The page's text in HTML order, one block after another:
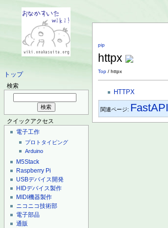
トップ
検索
クイックアクセス
電子工作
プロトタイピング
Arduino
M5Stack
Raspberry Pi
USBデバイス開発
HIDデバイス製作
MIDI機器製作
ニコニコ技術部
電子部品
通販
pip
httpx
Top / httpx
HTTPX
関連ページ: FastAPI